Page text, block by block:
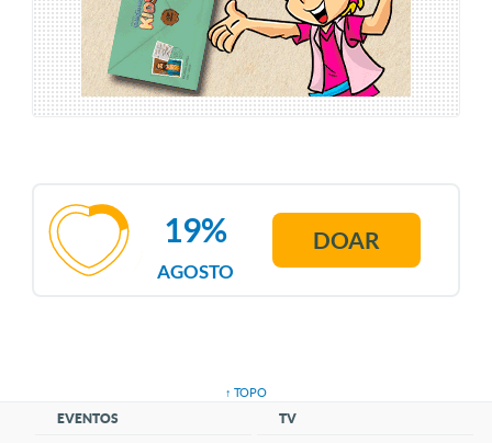
AGOSTO
19% DOAR
↑ TOPO
EVENTOS TV